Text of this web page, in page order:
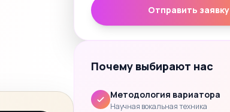
Отправить заявку
Почему выбирают нас
Методология вариатора
Научная вокальная техника